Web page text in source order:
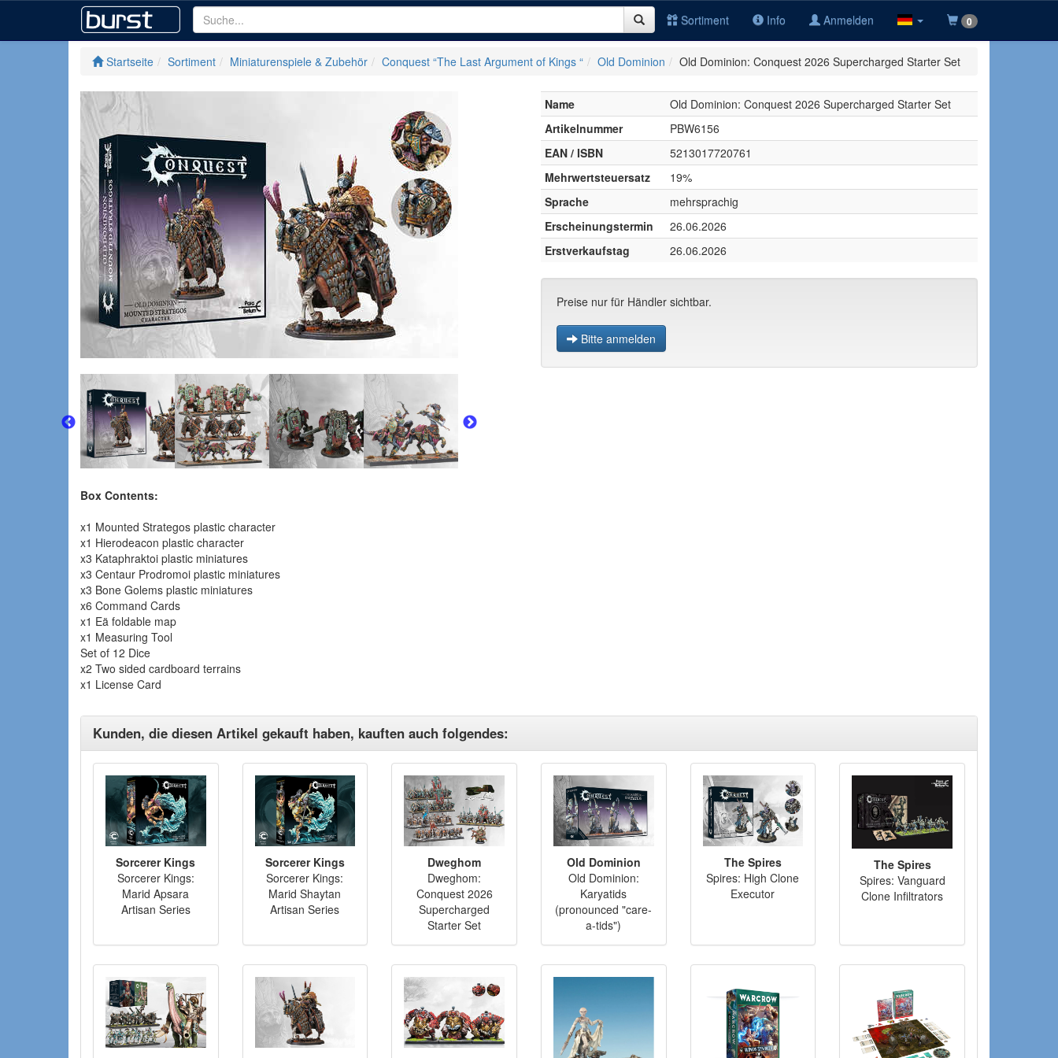
Sortiment Info Anmelden 0
Startseite Sortiment Miniaturenspiele & Zubehör Conquest “The Last Argument of Kings “ Old Dominion Old Dominion: Conquest 2026 Supercharged Starter Set
Name
Old Dominion: Conquest 2026 Supercharged Starter Set
Artikelnummer
PBW6156
EAN / ISBN
5213017720761
Mehrwertsteuersatz
19%
Sprache
mehrsprachig
Erscheinungstermin
26.06.2026
Erstverkaufstag
26.06.2026
Preise nur für Händler sichtbar.
Bitte anmelden
Box Contents:
x1 Mounted Strategos plastic character
x1 Hierodeacon plastic character
x3 Kataphraktoi plastic miniatures
x3 Centaur Prodromoi plastic miniatures
x3 Bone Golems plastic miniatures
x6 Command Cards
x1 Eä foldable map
x1 Measuring Tool
Set of 12 Dice
x2 Two sided cardboard terrains
x1 License Card
Kunden, die diesen Artikel gekauft haben, kauften auch folgendes:
Sorcerer Kings
Sorcerer Kings:
Marid Apsara
Artisan Series
Sorcerer Kings
Sorcerer Kings:
Marid Shaytan
Artisan Series
Dweghom
Dweghom:
Conquest 2026
Supercharged
Starter Set
Old Dominion
Old Dominion:
Karyatids
(pronounced "care-
a-tids")
The Spires
Spires: High Clone
Executor
The Spires
Spires: Vanguard
Clone Infiltrators